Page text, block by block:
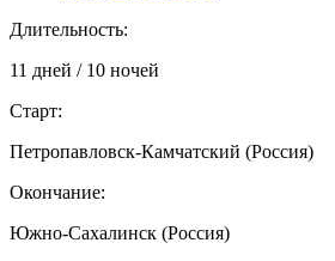
Длительность:
11 дней / 10 ночей
Старт:
Петропавловск-Камчатский (Россия)
Окончание:
Южно-Сахалинск (Россия)